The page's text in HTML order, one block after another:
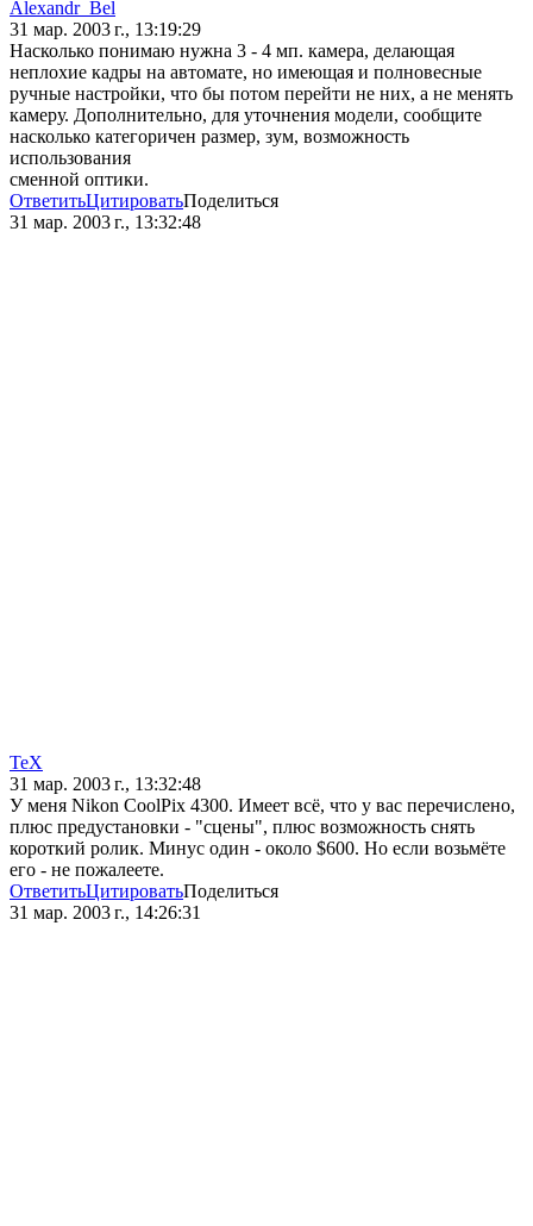
Alexandr_Bel
31 мар. 2003 г., 13:19:29
Насколько понимаю нужна 3 - 4 мп. камера, делающая
неплохие кадры на автомате, но имеющая и полновесные
ручные настройки, что бы потом перейти не них, а не менять
камеру. Дополнительно, для уточнения модели, сообщите
насколько категоричен размер, зум, возможность
использования
сменной оптики.
ОтветитьЦитироватьПоделиться
31 мар. 2003 г., 13:32:48
ТеХ
31 мар. 2003 г., 13:32:48
У меня Nikon CoolPix 4300. Имеет всё, что у вас перечислено,
плюс предустановки - "сцены", плюс возможность снять
короткий ролик. Минус один - около $600. Но если возьмёте
его - не пожалеете.
ОтветитьЦитироватьПоделиться
31 мар. 2003 г., 14:26:31